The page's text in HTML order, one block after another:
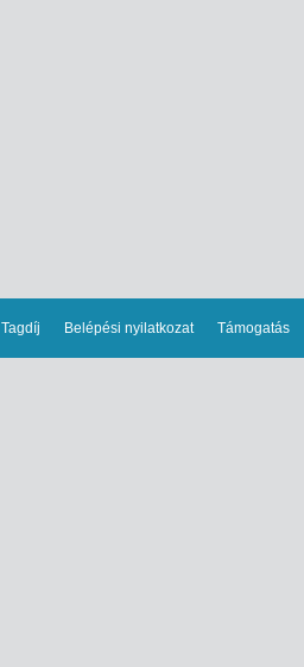
Tagdíj Belépési nyilatkozat Támogatás